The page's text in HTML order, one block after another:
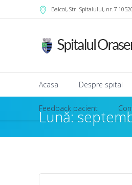
Baicoi, Str. Spitalului, nr.7
Acasa Despre spital
Feedback pacient
Lună: